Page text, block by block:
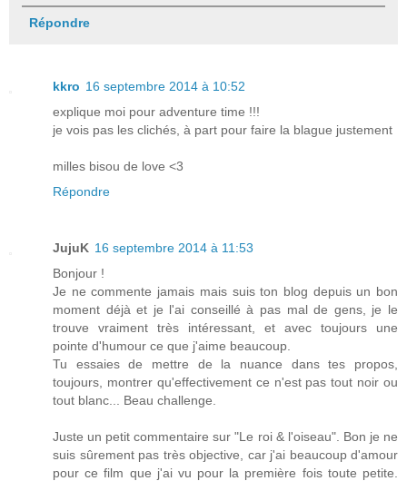
Répondre
kkro 16 septembre 2014 à 10:52
explique moi pour adventure time !!!
je vois pas les clichés, à part pour faire la blague justement
milles bisou de love <3
Répondre
JujuK 16 septembre 2014 à 11:53
Bonjour !
Je ne commente jamais mais suis ton blog depuis un bon
moment déjà et je l'ai conseillé à pas mal de gens, je le
trouve vraiment très intéressant, et avec toujours une
pointe d'humour ce que j'aime beaucoup.
Tu essaies de mettre de la nuance dans tes propos,
toujours, montrer qu'effectivement ce n'est pas tout noir ou
tout blanc... Beau challenge.
Juste un petit commentaire sur "Le roi & l'oiseau". Bon je ne
suis sûrement pas très objective, car j'ai beaucoup d'amour
pour ce film que j'ai vu pour la première fois toute petite.